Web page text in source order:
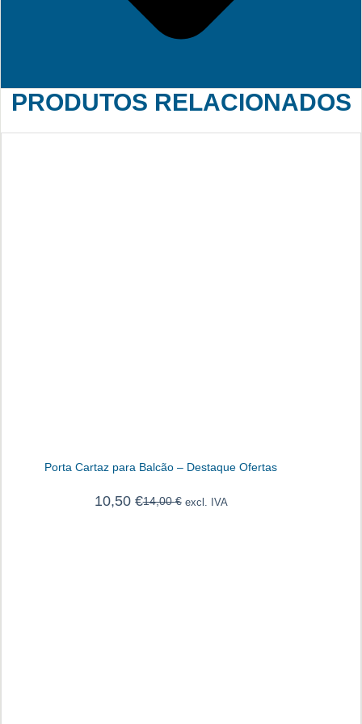
PRODUTOS RELACIONADOS
Porta Cartaz para Balcão – Destaque Ofertas
14,00€
O
10,50 €
O
excl. IVA